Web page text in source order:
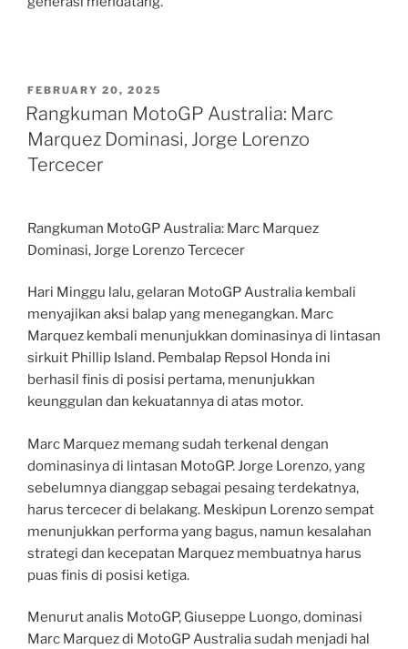
POSTED
ON
FEBRUARY 20, 2025
Rangkuman MotoGP Australia: Marc
Marquez Dominasi, Jorge Lorenzo
Tercecer
Rangkuman MotoGP Australia: Marc Marquez
Dominasi, Jorge Lorenzo Tercecer
Hari Minggu lalu, gelaran MotoGP Australia kembali
menyajikan aksi balap yang menegangkan. Marc
Marquez kembali menunjukkan dominasinya di lintasan
sirkuit Phillip Island. Pembalap Repsol Honda ini
berhasil finis di posisi pertama, menunjukkan
keunggulan dan kekuatannya di atas motor.
Marc Marquez memang sudah terkenal dengan
dominasinya di lintasan MotoGP. Jorge Lorenzo, yang
sebelumnya dianggap sebagai pesaing terdekatnya,
harus tercecer di belakang. Meskipun Lorenzo sempat
menunjukkan performa yang bagus, namun kesalahan
strategi dan kecepatan Marquez membuatnya harus
puas finis di posisi ketiga.
Menurut analis MotoGP, Giuseppe Luongo, dominasi
Marc Marquez di MotoGP Australia sudah menjadi hal